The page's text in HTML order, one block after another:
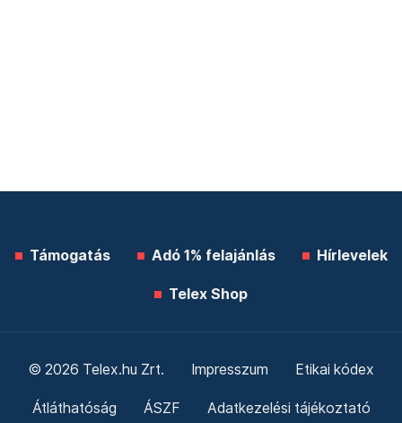
Támogatás Adó 1% felajánlás Hírlevelek
Telex Shop
© 2026 Telex.hu Zrt. Impresszum Etikai kódex
Átláthatóság ÁSZF Adatkezelési tájékoztató